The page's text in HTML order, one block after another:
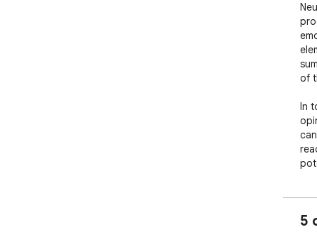
of
In
5